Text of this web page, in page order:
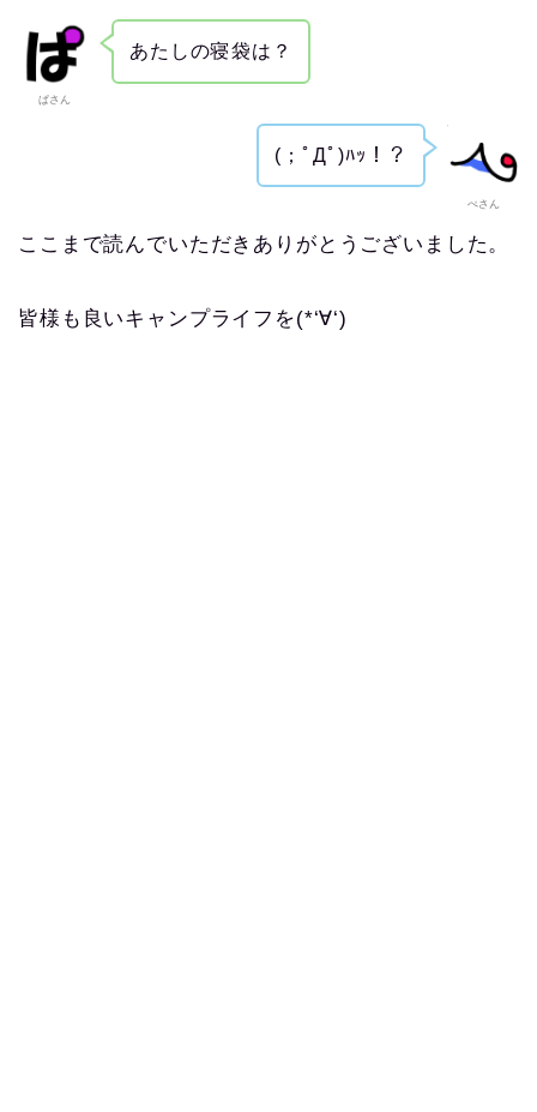
ぱさん
あたしの寝袋は？
ぺさん
(；ﾟДﾟ)ﾊｯ！？
ここまで読んでいただきありがとうございました。
皆様も良いキャンプライフを(*‘∀‘)